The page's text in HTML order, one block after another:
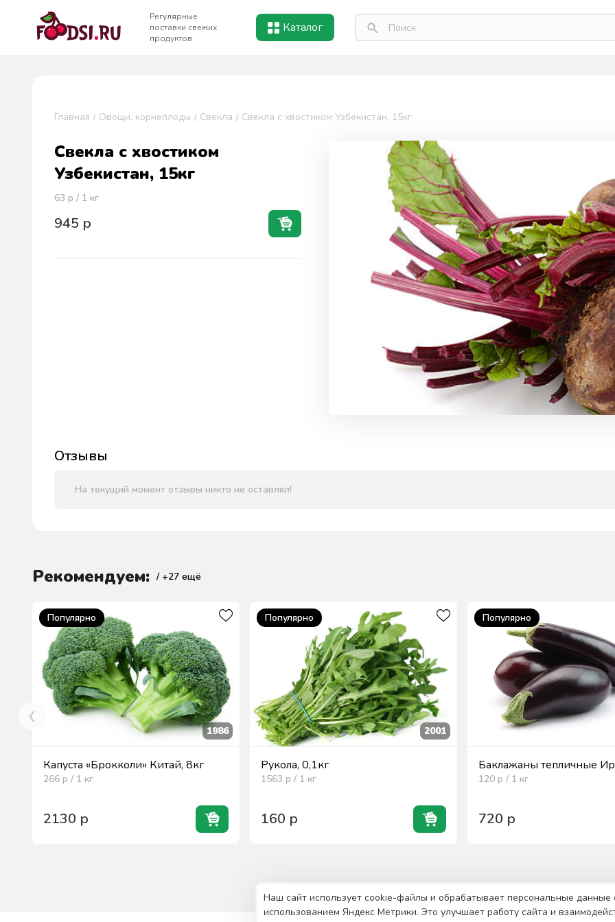
Регулярные
поставки свежих
продуктов
Каталог
Главная Овощи, корнеплоды Свекла Свекла с хвостиком Узбекистан, 15кг
Свекла с хвостиком
Узбекистан, 15кг
63 р / 1 кг
945 р
Отзывы
На текущий момент отзывы никто не оставлял!
Рекомендуем: / +27 ещё
Популярно
1986
Капуста «Брокколи» Китай, 8кг
266 р / 1 кг
2130 р
Популярно
2001
Рукола, 0,1кг
1563 р / 1 кг
160 р
Популярно
Баклажаны тепличные
120 р / 1 кг
720 р
Наш сайт использует cookie-файлы и обрабатывает персональные данные
использованием Яндекс Метрики. Это улучшает работу сайта и